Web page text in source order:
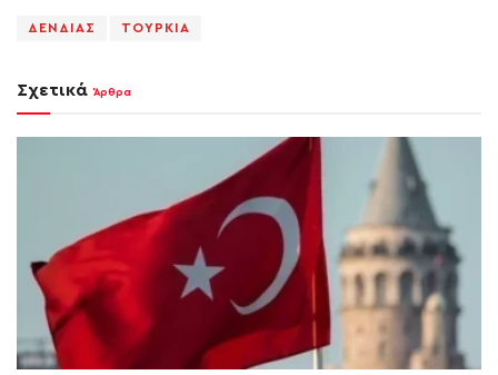
ΔΕΝΔΙΑΣ ΤΟΥΡΚΙΑ
Σχετικά Άρθρα